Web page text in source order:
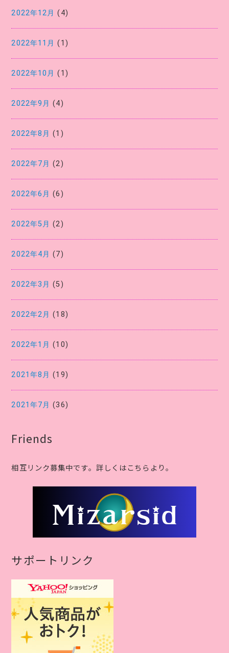
2022年12月 (4)
2022年11月 (1)
2022年10月 (1)
2022年9月 (4)
2022年8月 (1)
2022年7月 (2)
2022年6月 (6)
2022年5月 (2)
2022年4月 (7)
2022年3月 (5)
2022年2月 (18)
2022年1月 (10)
2021年8月 (19)
2021年7月 (36)
Friends
相互リンク募集中です。詳しくはこちらより。
サポートリンク